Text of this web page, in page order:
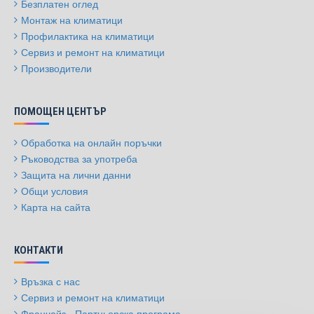
Безплатен оглед
Монтаж на климатици
Профилактика на климатици
Сервиз и ремонт на климатици
Производители
ПОМОЩЕН ЦЕНТЪР
Обработка на онлайн поръчки
Ръководства за употреба
Защита на лични данни
Общи условия
Карта на сайта
КОНТАКТИ
Връзка с нас
Сервиз и ремонт на климатици